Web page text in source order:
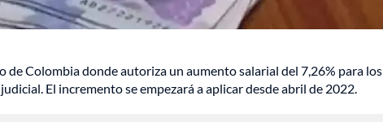
Colombia donde autoriza un aumento salarial del 7,26% para los
El incremento se empezará a aplicar desde abril de 2022.